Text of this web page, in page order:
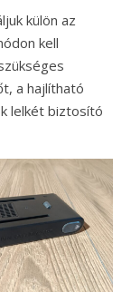
külön az
kell
a hajlítható
lelkét biztosító